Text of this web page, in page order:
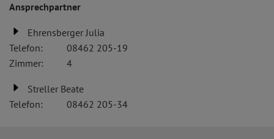
Ansprechpartner
Ehrensberger Julia
Telefon:
08462 205-19
Zimmer:
4
Streller Beate
Telefon:
08462 205-34